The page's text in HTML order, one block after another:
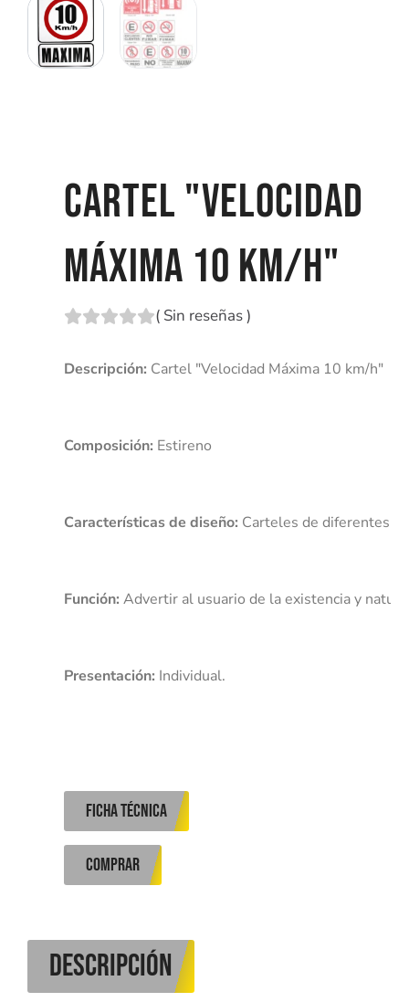
CARTEL "VELOCIDAD
MÁXIMA 10 KM/H"
( Sin reseñas)
Descripción:
Composición:
Características de diseño:
Función:
Presentación: Individual.
ficha técnica
COMPRAR
DESCRIPCIÓN